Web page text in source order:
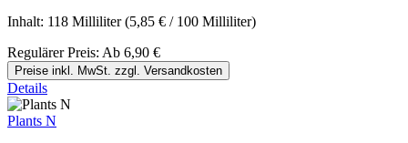
Inhalt: 118 Milliliter(5,85 € / 100 Milliliter)
Regulärer Preis: Ab 6,90 €
Preise inkl. MwSt. zzgl. Versandkosten
Details
Plants N